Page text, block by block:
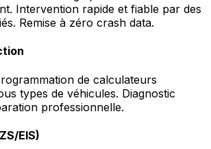
Intervention rapide et fiable par des
Remise à zéro crash data.
de calculateurs
types de véhicules. Diagnostic
professionnelle.
EIS)